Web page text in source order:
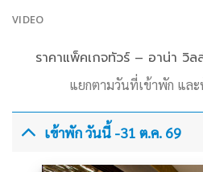
VIDEO
ราคาแพ็คเกจทัวร์ – อาน่า วิล
แยกตามวันที่เข้าพัก แล
เข้าพัก วันนี้ -31 ต.ค. 69